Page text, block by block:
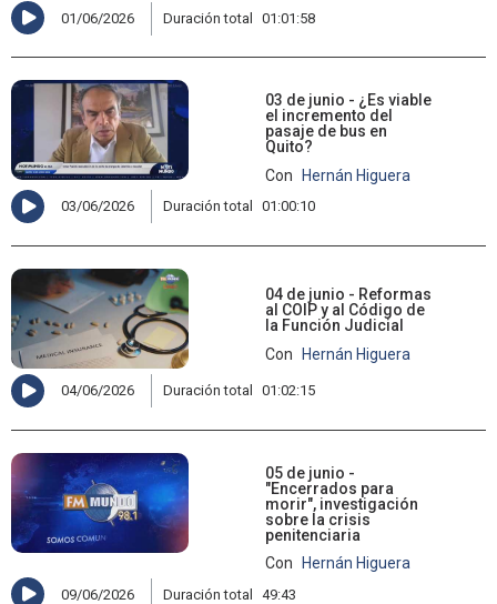
01/06/2026 Duración total 01:01:58
03 de junio - ¿Es viable
el incremento del
pasaje de bus en
Quito?
Con
Hernán Higuera
03/06/2026 Duración total 01:00:10
04 de junio - Reformas
al COIP y al Código de
la Función Judicial
Con Hernán Higuera
04/06/2026 Duración total 01:02:15
05 de junio -
"Encerrados para
morir", investigación
sobre la crisis
penitenciaria
Con
Hernán Higuera
09/06/2026 Duración total 49:43